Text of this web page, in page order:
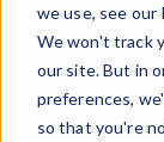
we use, see our
We won't track
our site. But in
preferences,
so that you're
Vos